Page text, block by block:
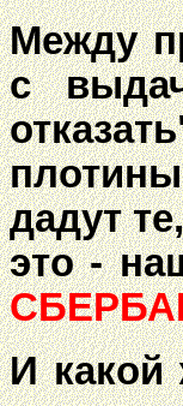
Между
с
дадут
это -
И какой